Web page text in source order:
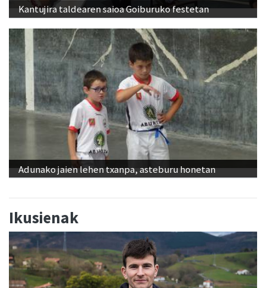
Kantujira taldearen saioa Goiburuko festetan
Adunako jaien lehen txanpa, asteburu honetan
Ikusienak